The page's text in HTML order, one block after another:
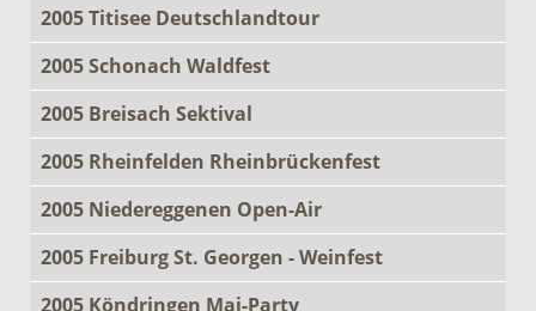
2005 Titisee Deutschlandtour
2005 Schonach Waldfest
2005 Breisach Sektival
2005 Rheinfelden Rheinbrückenfest
2005 Niedereggenen Open-Air
2005 Freiburg St. Georgen - Weinfest
2005 Köndringen Mai-Party